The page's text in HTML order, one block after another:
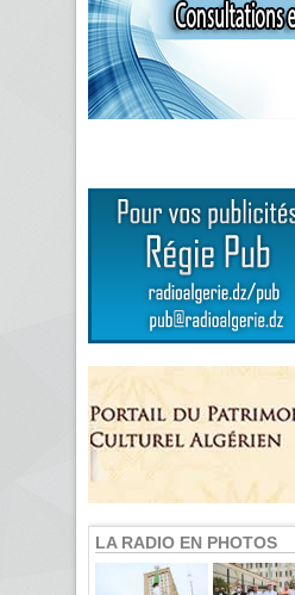
LA RADIO EN PHOTOS